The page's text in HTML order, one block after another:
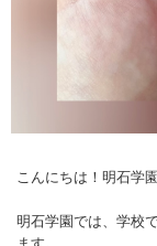
こんにちは！明石学園
明石学園では、学校